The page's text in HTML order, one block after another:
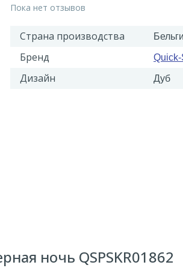
Пока нет отзывов
Страна производства
Бренд
Дизайн Дуб
ночь QSPSKR01862